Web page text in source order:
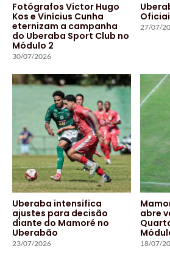
Fotógrafos Victor Hugo
Kos e Vinícius Cunha
eternizam a campanha
do Uberaba Sport Club no
Módulo 2
30/07/2026
27/07/
Uberaba intensifica
ajustes para decisão
diante do Mamoré no
Uberabão
23/07/2026
abre
18/07/